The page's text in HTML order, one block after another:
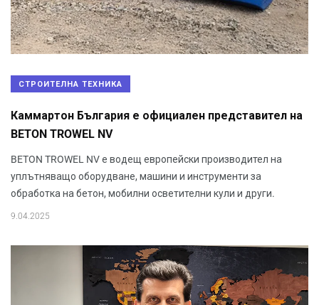
СТРОИТЕЛНА ТЕХНИКА
Каммартон България е официален представител на
BETON TROWEL NV
BETON TROWEL NV е водещ европейски производител на
уплътняващо оборудване, машини и инструменти за
обработка на бетон, мобилни осветителни кули и други.
9.04.2025